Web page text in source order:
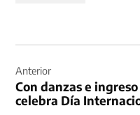
de
entradas
Anterior
Con danzas e
celebra Día